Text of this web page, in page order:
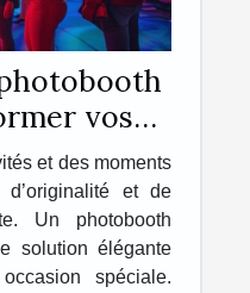
vos
souvenirs
et des moments
d’originalité et de
Un photobooth
solution élégante
spéciale.